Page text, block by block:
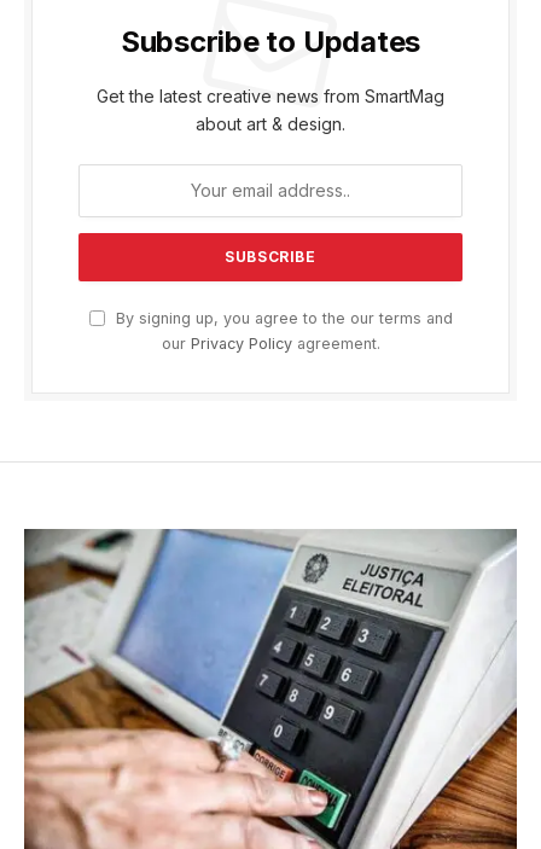
Subscribe to Updates
Get the latest creative news from SmartMag
about art & design.
By signing up, you agree to the our terms and
our Privacy Policyagreement.